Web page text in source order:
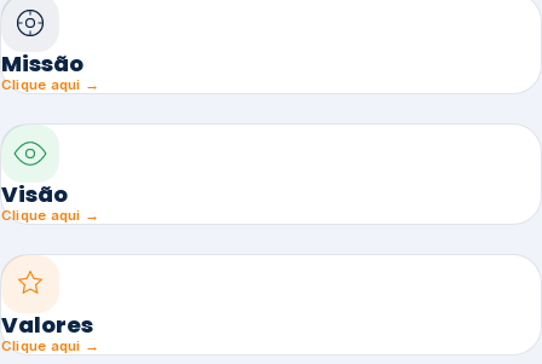
Missão
Clique aqui →
Visão
Clique aqui →
Valores
Clique aqui →